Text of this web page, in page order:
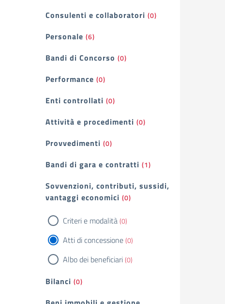
Consulenti e collaboratori (0)
Personale (6)
Bandi di Concorso (0)
Performance (0)
Enti controllati (0)
Attività e procedimenti (0)
Provvedimenti (0)
Bandi di gara e contratti (1)
Sovvenzioni, contributi, sussidi,
vantaggi economici (0)
Criteri e modalità(0)
Atti di concessione(0)
Albo dei beneficiari(0)
Bilanci (0)